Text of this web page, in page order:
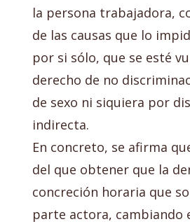
la persona trabajadora,
de las causas que lo
por si sólo, que se esté
derecho de no
de sexo ni siquiera por
indirecta.
En concreto, se afirma
del que obtener que la
concreción horaria que
parte actora, cambiando